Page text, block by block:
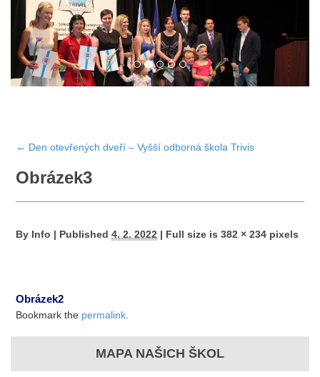
← Den otevřených dveří – Vyšší odborná škola Trivis
Obrázek3
By Info | Published 4. 2. 2022 | Full size is382 × 234 pixels
Obrázek2
Bookmark the permalink
MAPA NAŠICH ŠKOL